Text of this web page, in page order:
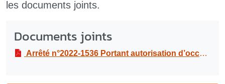
les documents joints.
Documents joints
Arrêté n°2022-1536 Portant autorisation d’occupation temporaire du domaine public communal, par le bus épicerie sociale itinérante, de la Croix-rouge, sur le parking de l’Anse Tabarin à Montauban, le lundi 11 avril 2022 de 07h30 à 11h